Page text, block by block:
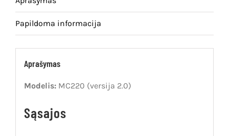
Papildoma informacija
Aprašymas
Modelis:MC220 (versija 2.0)
Sąsajos